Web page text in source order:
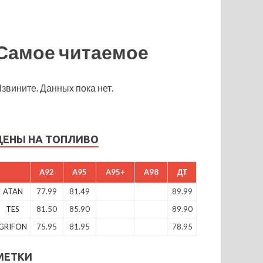
читаемое
Данных пока нет.
НА ТОПЛИВО
A92 A95 A95+ A98 ДТ
ATAN 77.99 81.49
89.99
TES
81.50 85.90
89.90
75.95 81.95 78.95